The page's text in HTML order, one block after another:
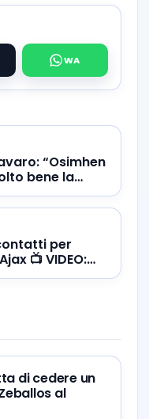
“Osimhen
bene la
per
📺 VIDEO:
di cedere un
al